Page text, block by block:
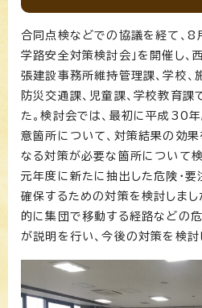
合同点検などでの協議を経て、8
学路安全対策検討会」を開催し、
張建設事務所維持管理課、学校、
防災交通課、児童課、学校教育課
た。検討会では、最初に平成30
意箇所について、対策結果の効
なる対策が必要な箇所について検
元年度に新たに抽出した危険・要
確保するための対策を検討しまし
的に集団で移動する経路などの
が説明を行い、今後の対策を検討